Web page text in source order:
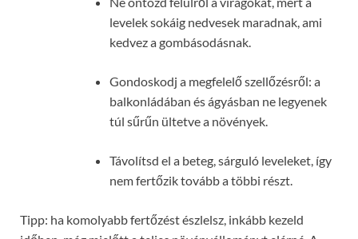
levelek sokáig nedvesek maradnak, ami
kedvez a gombásodásnak.
Gondoskodj a megfelelő szellőzésről: a
balkonládában és ágyásban ne legyenek
túl sűrűn ültetve a növények.
Távolítsd el a beteg, sárguló leveleket, így
nem fertőzik tovább a többi részt.
Tipp: ha komolyabb fertőzést észlelsz, inkább kezeld